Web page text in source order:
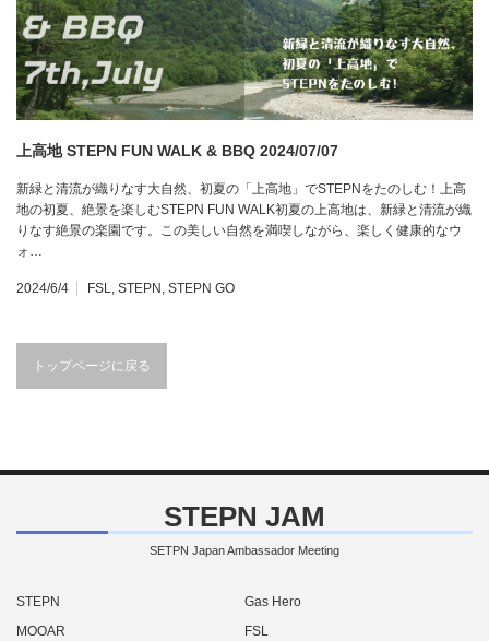
上高地 STEPN FUN WALK & BBQ 2024/07/07
新緑と清流が織りなす大自然、初夏の「上高地」でSTEPNをたのしむ！上高
地の初夏、絶景を楽しむSTEPN FUN WALK初夏の上高地は、新緑と清流が織
りなす絶景の楽園です。この美しい自然を満喫しながら、楽しく健康的なウ
ォ…
2024/6/4 FSL, STEPN , STEPN GO
トップページに戻る
STEPN JAM
SETPN Japan Ambassador Meeting
STEPN
Gas Hero
MOOAR
FSL